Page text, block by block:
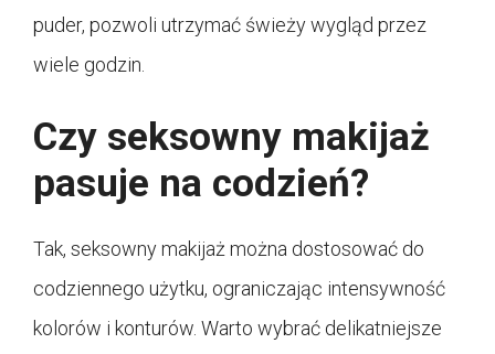
puder, pozwoli utrzymać świeży wygląd przez
wiele godzin.
Czy seksowny makijaż
pasuje na codzień?
Tak, seksowny makijaż można dostosować do
codziennego użytku, ograniczając intensywność
kolorów i konturów. Warto wybrać delikatniejsze